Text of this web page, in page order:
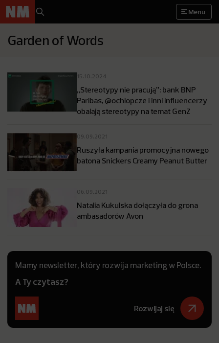
Menu
Garden of Words
15.10.2024
„Stereotypy nie pracują”: bank BNP
Paribas, @ochlopcze i inni influencerzy
obalają stereotypy na temat GenZ
09.09.2021
Ruszyła kampania promocyjna nowego
batona Snickers Creamy Peanut Butter
06.09.2021
Natalia Kukulska dołączyła do grona
ambasadorów Avon
Mamy newsletter, który rozwija marketing w Polsce.
A Ty czytasz?
Rozwijaj się